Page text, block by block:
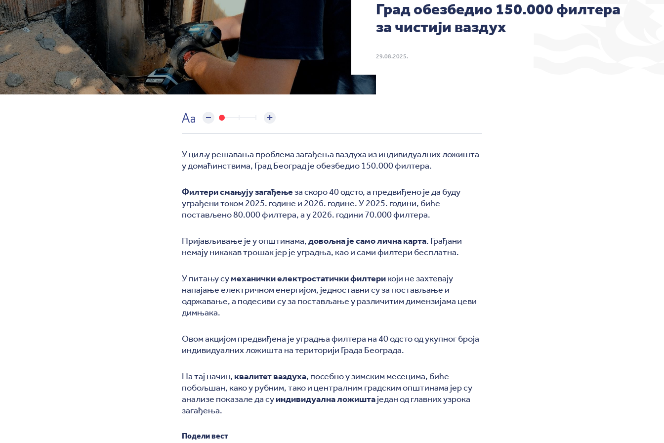
Град обезбедио 150.000 филтера
за чистији ваздух
29.08.2025.
У циљу решавања проблема загађења ваздуха из индивидуалних ложишта
у домаћинствима, Град Београд је обезбедио 150.000 филтера.
Филтери смањују загађењеза скоро 40 одсто, а предвиђено је да буду
уграђени током 2025. године и 2026. године. У 2025. години, биће
постављено 80.000 филтера, а у 2026. години 70.000 филтера.
Пријављивање је у општинама,довољна је само лична карта. Грађани
немају никакав трошак јер је уградња, као и сами филтери бесплатна.
У питању сумеханички електростатички филтерикоји не захтевају
напајање електричном енергијом, једноставни су за постављање и
одржавање, а подесиви су за постављање у различитим димензијама цеви
димњака.
Овом акцијом предвиђена је уградња филтера на 40 одсто од укупног броја
индивидуалних ложишта на територији Града Београда.
На тај начин, квалитет ваздуха, посебно у зимским месецима, биће
побољшан, како у рубним, тако и централним градским општинама јер су
анализе показале да суиндивидуална ложиштаједан од главних узрока
загађења.
Подели вест